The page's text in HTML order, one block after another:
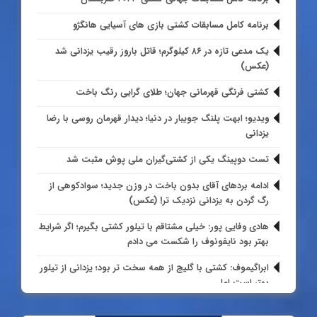
کشتی آزاد نوجوانان جهان؛ رقبای نمایندگان ایران مشخص
شدند
ادامه مطلب
واکنش تند امام جمعه جویبار به صحبت های عباس
جدیدی: قبل از اینکه متولد شوید، جویبار شهر بود (ویدیو)
گلچین تصاویر اختصاصی از مسابقات کشتی آزاد جام
تختی در اصفهان
گزارش تصویری اختصاصی؛ رقابت های پنج وزن دوم
کشتی آزاد جام تختی
ناشنوایان در ۴۳ سالگی
امیر توسلی
1404/09/17
عموزاد انتقام المپیک را از کیوکا گرفت؛ ثانیه‌ها علیه آذرپیرا
امیر توسلی
در انتظار پایان طلسم ۴ ساله مدال سبک وزن؛ مومنی خاطرات
نروژ را زنده می کند؟
مصطفی ذبیح زاده
برنامه کامل مسابقات کشتی بازی های آسیایی هانگژو
یک مدعی تازه در ۸۶ کیلوگرم؛ قاتل باروز رقیب یزدانی شد
(عکس)
کشتی فرنگی قهرمانی جهان؛ طلای گرایی رنگ باخت
ویدیو؛ ابهت پلنگ جویبار در دنیا؛ دیدار قهرمان روسی با رضا
یزدانی
تست دوپینگ یکی از کشتی‌گیران ملی پوش مثبت شد
ادامه بردهای آقای بدون باخت در وزن جدید؛ سوادکوهی از
رگ گردن به یزدانی نزدیک تر! (عکس)
هادی وفایی پور: خیلی مشتاقم با تیلور کشتی بگیرم؛ اگر شرایط
بهتر بود نایفونوف را شکست می دادم
ابراگیموف: کشتی با گلیج از همه سخت تر بود؛ یزدانی از تیلور
بهتر است اما…